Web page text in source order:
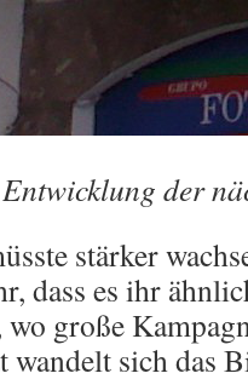
der
stärker
dass es ihr
große
wandelt sich das